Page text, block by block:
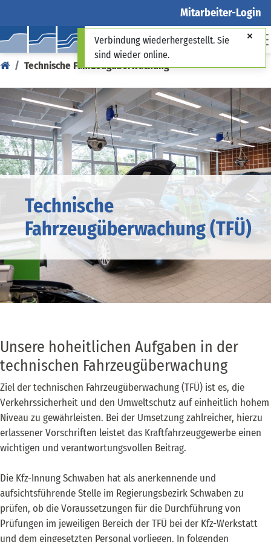
Mitarbeiter-Login
Technische Fahrzeugüberwachung
Technische
Fahrzeugüberwachung (TFÜ)
Unsere hoheitlichen Aufgaben in der
technischen Fahrzeugüberwachung
Ziel der technischen Fahrzeugüberwachung (TFÜ) ist es, die
Verkehrssicherheit und den Umweltschutz auf einheitlich hohem
Niveau zu gewährleisten. Bei der Umsetzung zahlreicher, hierzu
erlassener Vorschriften leistet das Kraftfahrzeuggewerbe einen
wichtigen und verantwortungsvollen Beitrag.
Die Kfz-Innung Schwaben hat als anerkennende und
aufsichtsführende Stelle im Regierungsbezirk Schwaben zu
prüfen, ob die Voraussetzungen für die Durchführung von
Prüfungen im jeweiligen Bereich der TFÜ bei der Kfz-Werkstatt
und dem eingesetzten Personal vorliegen. In folgenden
Verbindung wiederhergestellt. Sie
sind wieder online.